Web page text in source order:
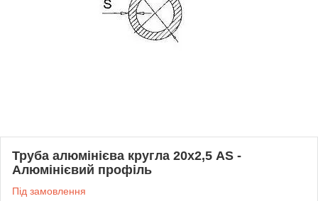
Труба алюмінієва кругла 20х2,5 AS -
Алюмінієвий профіль
Під замовлення